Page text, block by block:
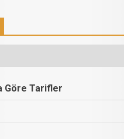
Göre Tarifler